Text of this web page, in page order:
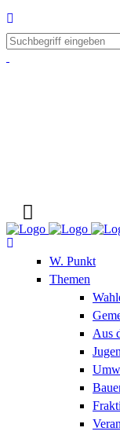
W. Punkt
Themen
Aus